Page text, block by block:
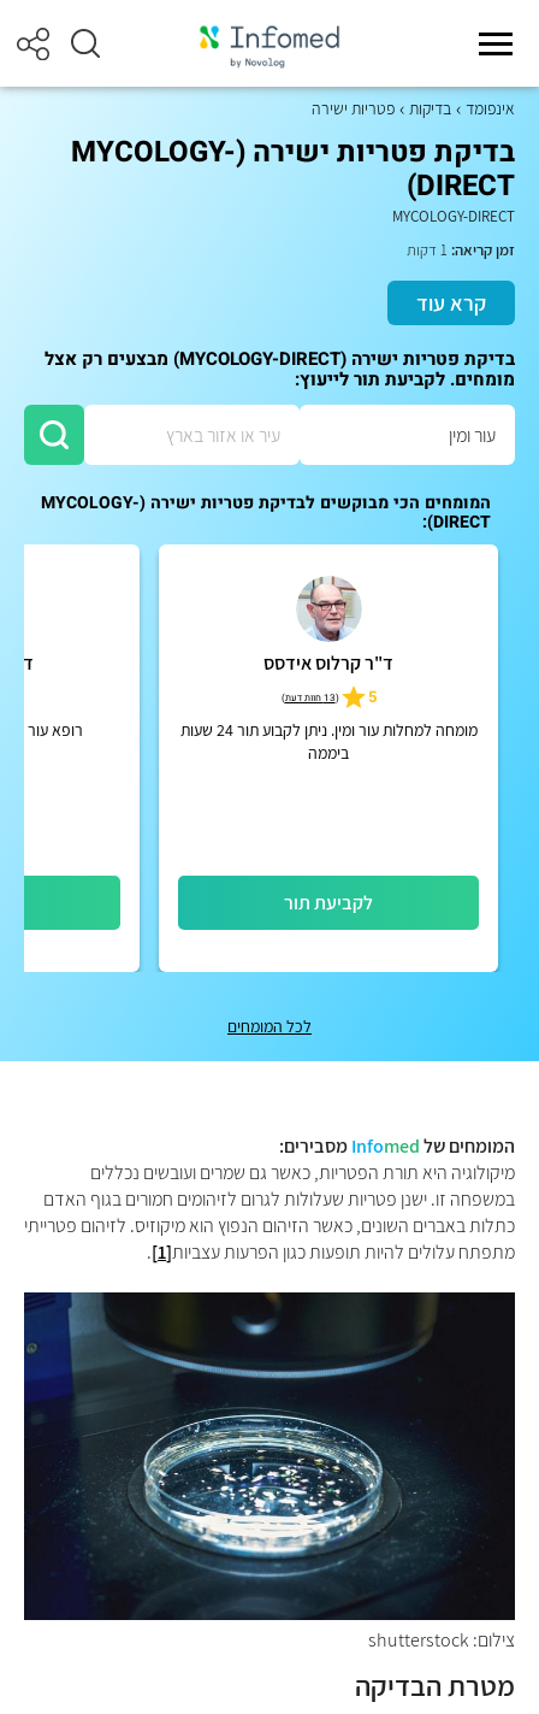
אינפומד בדיקות פטריות ישירה
בדיקת פטריות ישירה (MYCOLOGY-
DIRECT)
MYCOLOGY-DIRECT
זמן קריאה:
קרא עוד
בדיקת פטריות ישירה (MYCOLOGY-DIRECT) מבצעים רק אצל
מומחים. לקביעת תור לייעוץ:
המומחים הכי מבוקשים לבדיקת פטריות ישירה (MYCOLOGY-
DIRECT):
ד"ר קרלוס אידסס
5
(13 חוות דעת )
מומחה למחלות עור ומין. ניתן לקבוע תור 24 שעות
ביממה
לקביעת תור
ד"ר
רופא עור
לכל המומחים
המומחים של Infomed
מסבירים:
מיקולוגיה היא תורת הפטריות, כאשר גם שמרים ועובשים נכללים
במשפחה זו. ישנן פטריות שעלולות לגרום לזיהומים חמורים בגוף האדם
כתלות באברים השונים, כאשר הזיהום הנפוץ הוא מיקוזיס. לזיהום פטרייתי
מתפתח עלולים להיות תופעות כגון הפרעות עצביות[1]
.
צילום: shutterstock
מטרת הבדיקה